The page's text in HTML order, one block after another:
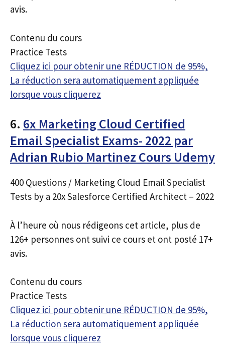
avis.
Contenu du cours
Practice Tests
Cliquez ici pour obtenir une RÉDUCTION de 95%,
La réduction sera automatiquement appliquée
lorsque vous cliquerez
6. 6x Marketing Cloud Certified
Email Specialist Exams- 2022 par
Adrian Rubio Martinez Cours Udemy
400 Questions / Marketing Cloud Email Specialist
Tests by a 20x Salesforce Certified Architect – 2022
À l’heure où nous rédigeons cet article, plus de
126+ personnes ont suivi ce cours et ont posté 17+
avis.
Contenu du cours
Practice Tests
Cliquez ici pour obtenir une RÉDUCTION de 95%,
La réduction sera automatiquement appliquée
lorsque vous cliquerez